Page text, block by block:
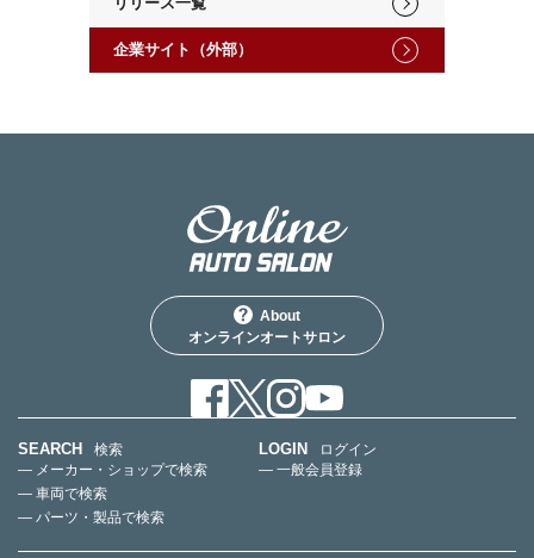
企業サイト（外部）
About
オンラインオートサロン
SEARCH
検索
— メーカー・ショップで検索
— 車両で検索
— パーツ・製品で検索
LOGIN
ログイン
— 一般会員登録